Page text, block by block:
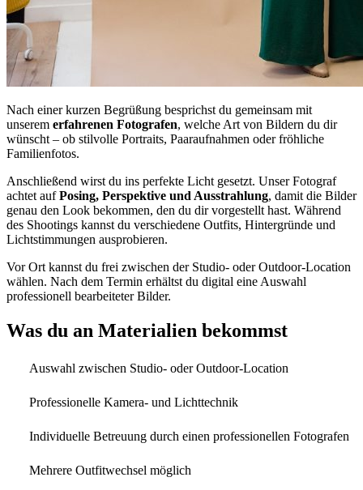
Nach einer kurzen Begrüßung besprichst du gemeinsam mit
unserem erfahrenen Fotografen, welche Art von Bildern du dir
wünscht – ob stilvolle Portraits, Paaraufnahmen oder fröhliche
Familienfotos.
Anschließend wirst du ins perfekte Licht gesetzt. Unser Fotograf
achtet aufPosing, Perspektive und Ausstrahlung, damit die Bilder
genau den Look bekommen, den du dir vorgestellt hast. Während
des Shootings kannst du verschiedene Outfits, Hintergründe und
Lichtstimmungen ausprobieren.
Vor Ort kannst du frei zwischen der Studio- oder Outdoor-Location
wählen. Nach dem Termin erhältst du digital eine Auswahl
professionell bearbeiteter Bilder.
Was du an Materialien bekommst
Auswahl zwischen Studio- oder Outdoor-Location
Professionelle Kamera- und Lichttechnik
Individuelle Betreuung durch einen professionellen Fotografen
Mehrere Outfitwechsel möglich